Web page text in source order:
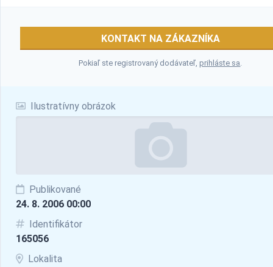
Ilustratívny obrázok
Publikované
24. 8. 2006 00:00
Identifikátor
165056
Lokalita
KONTAKT NA ZÁKAZNÍKA
Pokiaľ ste registrovaný dodávateľ,prihláste sa.